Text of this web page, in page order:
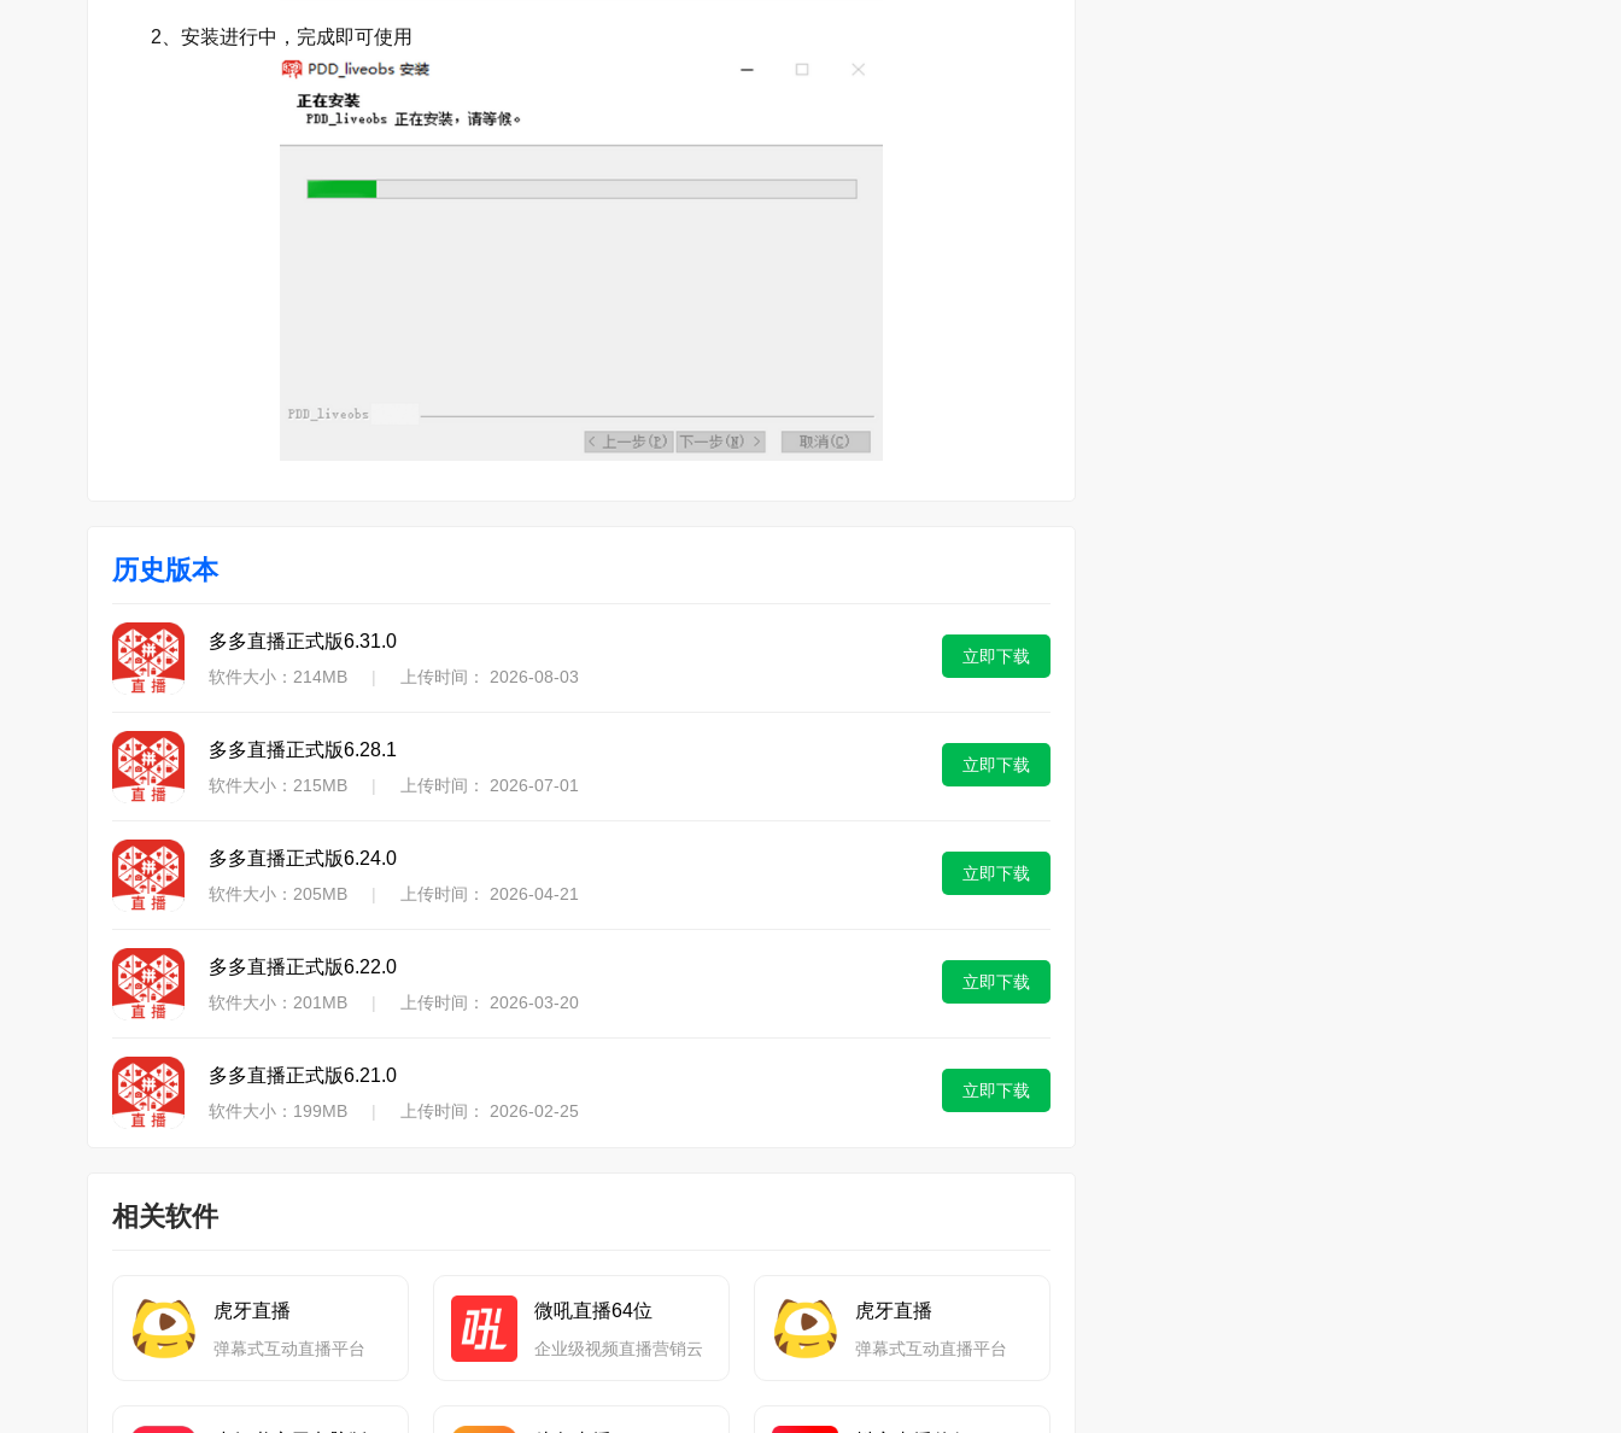
2、安装进行中，完成即可使用
历史版本
多多直播正式版6.31.0
软件大小：214MB | 上传时间： 2026-08-03
立即下载
多多直播正式版6.28.1
软件大小：215MB | 上传时间： 2026-07-01
立即下载
多多直播正式版6.24.0
软件大小：205MB | 上传时间： 2026-04-21
立即下载
多多直播正式版6.22.0
软件大小：201MB | 上传时间： 2026-03-20
立即下载
多多直播正式版6.21.0
软件大小：199MB | 上传时间： 2026-02-25
立即下载
相关软件
虎牙直播
弹幕式互动直播平台
微吼直播64位
企业级视频直播营销云
虎牙直播
弹幕式互动直播平台